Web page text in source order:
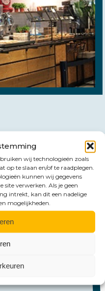
wij technologieën zoals
op te slaan en/of te raadplegen.
kunnen wij gegevens
site verwerken. Als je geen
intrekt, kan dit een nadelige
mogelijkheden.de